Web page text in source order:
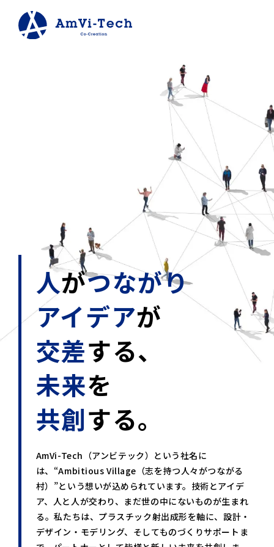
人がつながり
アイデアが
交差する、
未来を
共創する。
AmVi-Tech（アンビテック）という社名に
は、 “Ambitious Village（志を持つ人々がつながる
村）”という想いが込められています。 技術とアイデ
ア、人と人が交わり、まだ世の中にないものが生まれ
る――。私たちは、プラスチック射出成形を軸に、設計・
デザイン・モデリング、 そしてものづくりサポートま